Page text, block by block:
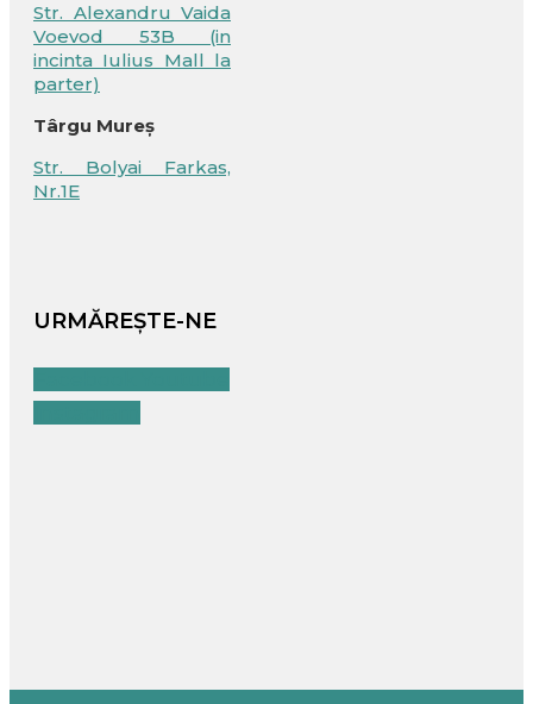
Str. Alexandru Vaida
Voevod 53B (in
incinta Iulius Mall la
parter)
Târgu Mureș
Str. Bolyai Farkas,
Nr.1E
URMĂREȘTE-NE